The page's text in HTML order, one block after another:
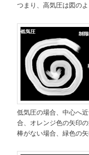
つまり、高気圧は図の
低気圧の場合、中心へ
合、オレンジ色の矢印
棒がない場合、緑色の